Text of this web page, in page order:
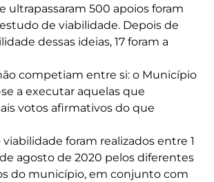
ultrapassaram 500 apoios foram
de viabilidade. Depois de
dessas ideias, 17 foram a
competiam entre si: o Município
a executar aquelas que
votos afirmativos do que
foram realizados entre 1
de agosto de 2020 pelos diferentes
do município, em conjunto com